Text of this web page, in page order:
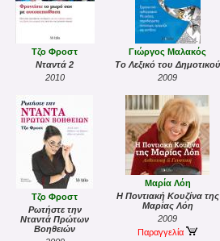
Τζο Φροστ
Νταντά 2
2010
Γιώργος Μαλακός
Το Λεξικό του Δημοτικού
2009
Τζο Φροστ
Ρωτήστε την
Νταντά Πρώτων
Βοηθειών
Μαρία Λόη
Η Ποντιακή Κουζίνα της
Μαρίας Λόη
2009
Παραγγελία